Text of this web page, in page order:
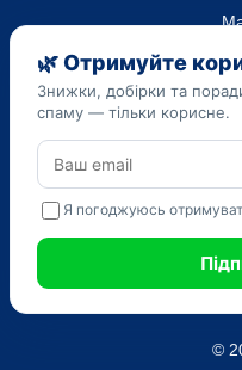
Код
Дата
Наведена на сайті
Ознайомчий характер. Не
діагностики та
САМОЛІКУВАННЯ МОЖЕ
©